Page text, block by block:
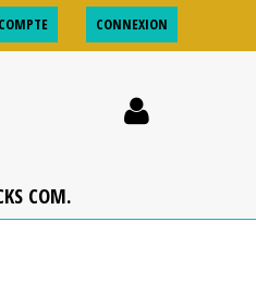
CONNEXION
COM.